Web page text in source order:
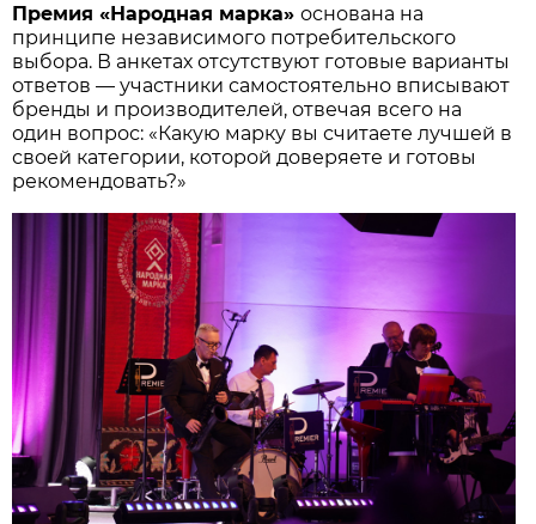
Премия «Народная марка»основана на
принципе независимого потребительского
выбора. В анкетах отсутствуют готовые варианты
ответов — участники самостоятельно вписывают
бренды и производителей, отвечая всего на
один вопрос: «Какую марку вы считаете лучшей в
своей категории, которой доверяете и готовы
рекомендовать?»